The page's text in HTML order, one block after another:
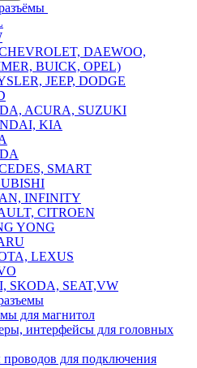
DAEWOO,
BUICK, OPEL)
JEEP, DODGE
ACURA, SUZUKI
KIA
SMART
INFINITY
CITROEN
YONG
LEXUS
SKODA, SEAT,VW
для магнитол
интерфейсы для головных
для подключения